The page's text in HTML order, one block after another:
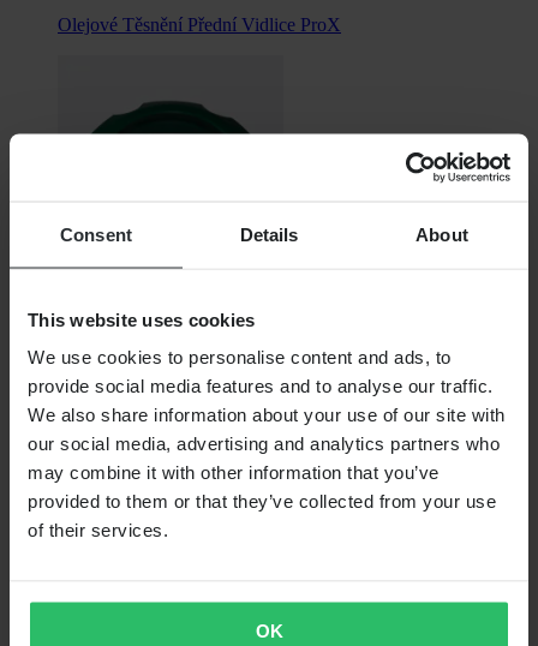
Consent Details About
This website uses cookies
We use cookies to personalise content and ads, to
provide social media features and to analyse our traffic.
We also share information about your use of our site with
our social media, advertising and analytics partners who
may combine it with other information that you’ve
provided to them or that they’ve collected from your use
of their services.
OK
Olejové Těsnění Přední Vidlice ProX
Od
619,00 Kč
Původně:
949,00 Kč
Sada Škrabek na Bláto SKF